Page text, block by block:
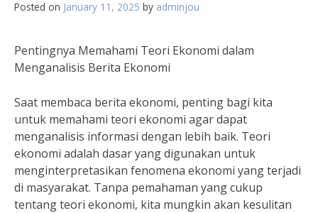
Posted on January 11, 2025 by adminjou
Pentingnya Memahami Teori Ekonomi dalam
Menganalisis Berita Ekonomi
Saat membaca berita ekonomi, penting bagi kita
untuk memahami teori ekonomi agar dapat
menganalisis informasi dengan lebih baik. Teori
ekonomi adalah dasar yang digunakan untuk
menginterpretasikan fenomena ekonomi yang terjadi
di masyarakat. Tanpa pemahaman yang cukup
tentang teori ekonomi, kita mungkin akan kesulitan